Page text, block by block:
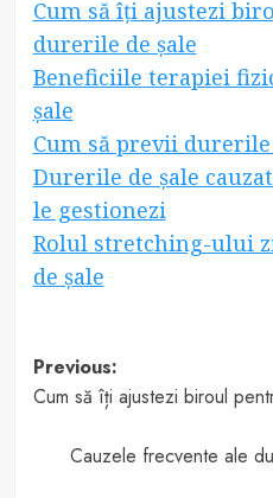
Cum să îți ajustezi
durerile de șale
Beneficiile terapiei
șale
Cum să previi
Durerile de șale
le gestionezi
Rolul stretching-ului
de șale
Post
navigation
Previous:
Cum să îți ajustezi biroul
Cauzele frecvente ale